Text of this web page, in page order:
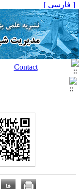
[ فارسی ]
Contact